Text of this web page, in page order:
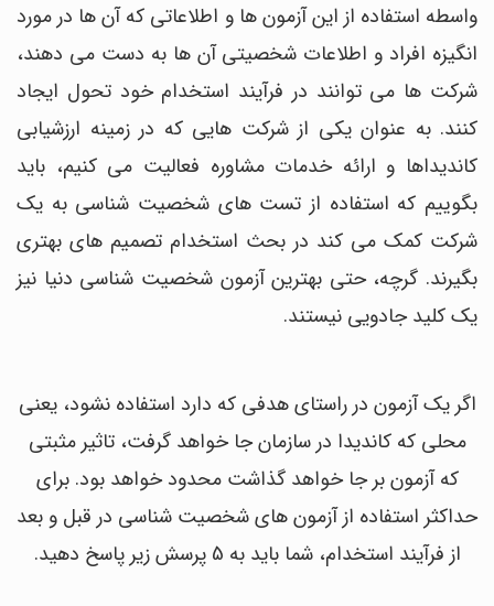
واسطه استفاده از این آزمون ها و اطلاعاتی که آن ها در مورد
انگیزه افراد و اطلاعات شخصیتی آن ها به دست می دهند،
شرکت ها می توانند در فرآیند استخدام خود تحول ایجاد
کنند. به عنوان یکی از شرکت هایی که در زمینه ارزشیابی
کاندیداها و ارائه خدمات مشاوره فعالیت می کنیم، باید
بگوییم که استفاده از تست های شخصیت شناسی به یک
شرکت کمک می کند در بحث استخدام تصمیم های بهتری
بگیرند. گرچه، حتی بهترین آزمون شخصیت شناسی دنیا نیز
یک کلید جادویی نیستند.
اگر یک آزمون در راستای هدفی که دارد استفاده نشود، یعنی
محلی که کاندیدا در سازمان جا خواهد گرفت، تاثیر مثبتی
که آزمون بر جا خواهد گذاشت محدود خواهد بود. برای
حداکثر استفاده از آزمون های شخصیت شناسی در قبل و بعد
از فرآیند استخدام، شما باید به 5 پرسش زیر پاسخ دهید.